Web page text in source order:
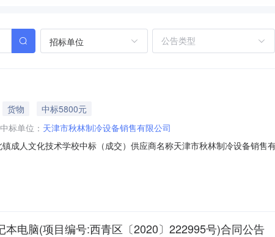
招标单位
货物
中标5800元
中标单位： 天津市秋林制冷设备销售有限公司
成人文化技术学校中标（成交）供应商名称天津市秋林制冷设备销
电脑(项目编号:西青区〔2020〕222995号)合同公告